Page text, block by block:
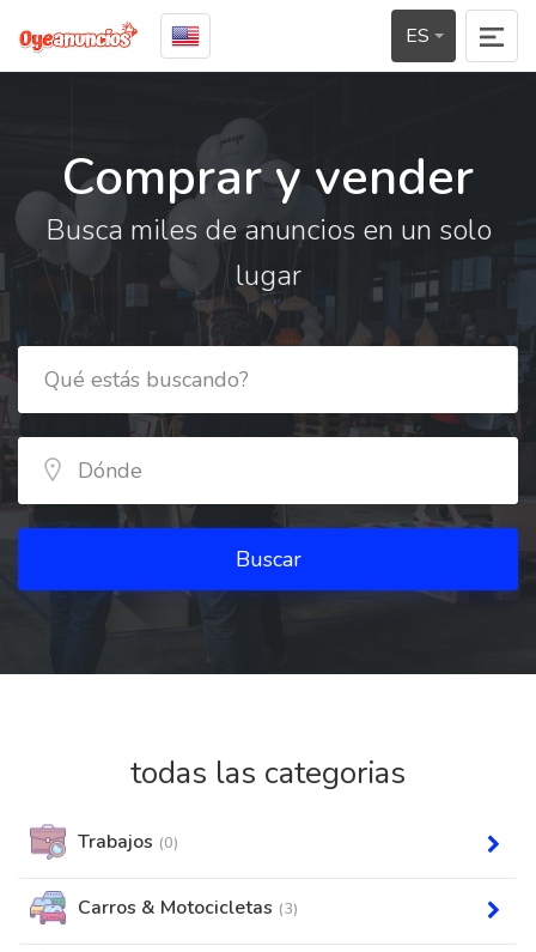
ES
Comprar y vender
Busca miles de anuncios en un solo
lugar
Buscar
todas las categorias
Trabajos (0)
Carros & Motocicletas (3)